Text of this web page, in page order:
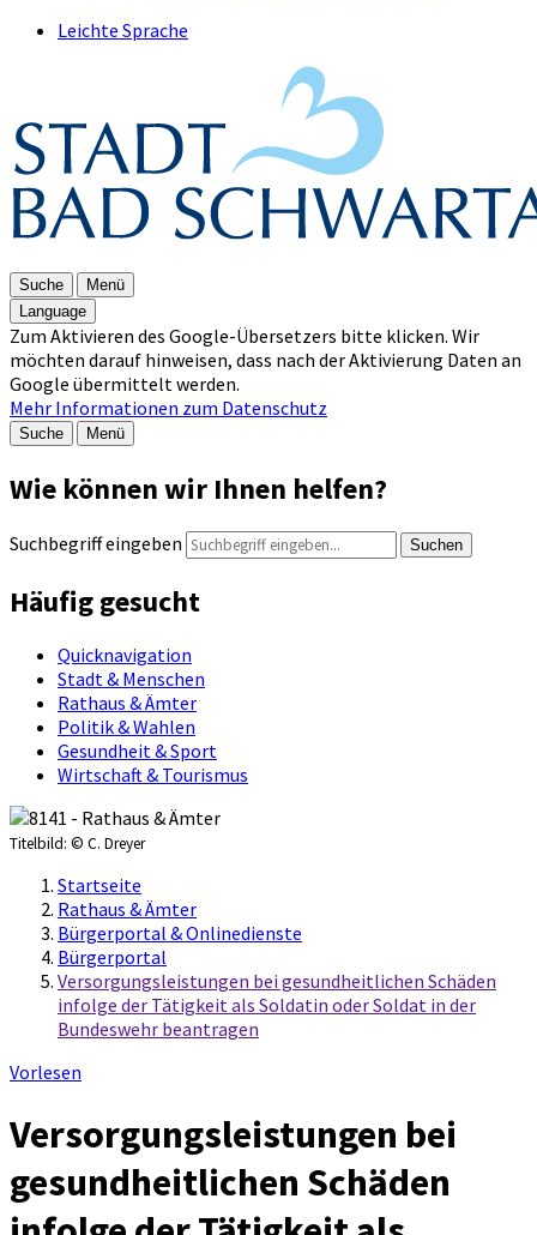
Leichte Sprache
Suche
Menü
Language
Zum Aktivieren des Google-Übersetzers bitte klicken. Wir
möchten darauf hinweisen, dass nach der Aktivierung Daten an
Google übermittelt werden.
Mehr Informationen zum Datenschutz
Suche Menü
Wie können wir Ihnen helfen?
Suchbegriff eingeben Suchen
Häufig gesucht
Quicknavigation
Stadt & Menschen
Rathaus & Ämter
Politik & Wahlen
Gesundheit & Sport
Wirtschaft & Tourismus
Titelbild: © C. Dreyer
Startseite
Rathaus & Ämter
Bürgerportal & Onlinedienste
Bürgerportal
Versorgungsleistungen bei gesundheitlichen Schäden
infolge der Tätigkeit als Soldatin oder Soldat in der
Bundeswehr beantragen
Vorlesen
Versorgungsleistungen bei
gesundheitlichen Schäden